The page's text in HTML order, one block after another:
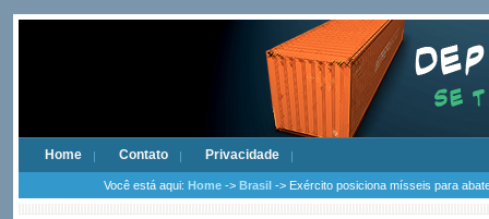
Home Contato Privacidade
Você está aqui: Home -> Brasil -> Exército posiciona mísseis para